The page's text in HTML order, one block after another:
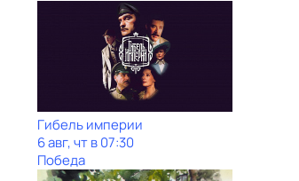
Гибель империи
6 авг, чт в 07:30
Победа